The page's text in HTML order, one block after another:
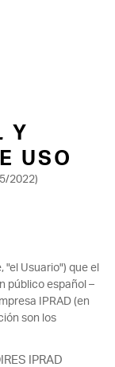
Y
USO
2022)
Usuario") que el
público español –
IPRAD (en
son los
IPRAD